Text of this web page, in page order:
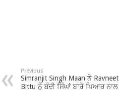
Previous
Simranjit Singh Maan ਨੇ Ravneet
Bittu ਨੂੰ ਬੰਦੀ ਸਿੰਘਾਂ ਬਾਰੇ ਪਿਆਰ ਨਾਲ